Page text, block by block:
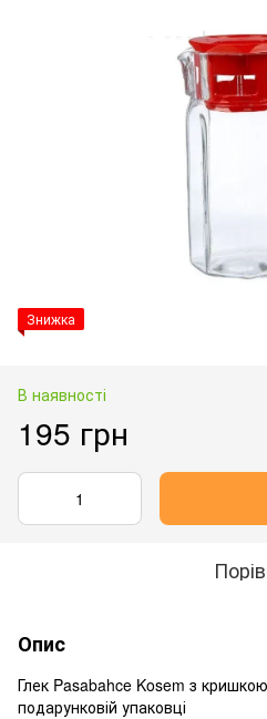
Знижка
В наявності
195 грн
Опис
Глек Pasabahce Kosem з
подарунковій упаковці